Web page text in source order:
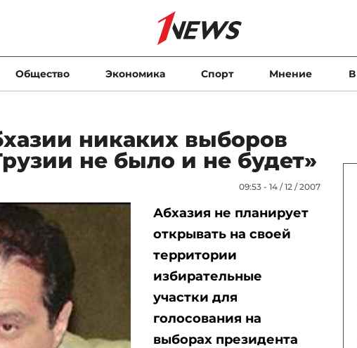
Общество Экономика Спорт Мнение
никаких выборов
не было и не будет»
09:53 - 14 / 12 / 2007
Абхазия не планирует
открывать на своей
территории
избирательные
участки для
голосования на
выборах президента